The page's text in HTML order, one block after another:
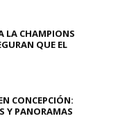
LA CHAMPIONS
QUE EL
CONCEPCIÓN:
Y PANORAMAS